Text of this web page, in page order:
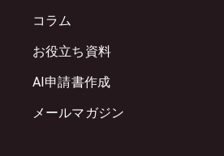
コラム
お役立ち資料
AI申請書作成
メールマガジン